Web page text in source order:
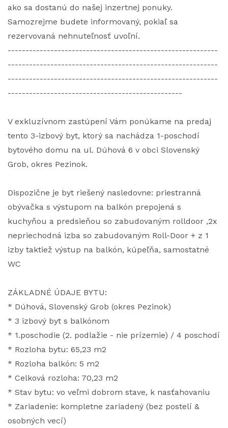
ako sa dostanú do našej inzertnej ponuky.
Samozrejme budete informovaný, pokiaľ sa
rezervovaná nehnuteľnosť uvoľní.
-----------------------------------------------------------
-----------------------------------------------------------
-----------------------------------------------------------
-------------------------------------------------
V exkluzívnom zastúpení Vám ponúkame na predaj
tento 3-izbový byt, ktorý sa nachádza 1-poschodí
bytového domu na ul. Dúhová 6 v obci Slovenský
Grob, okres Pezinok.
Dispozične je byt riešený nasledovne: priestranná
obývačka s výstupom na balkón prepojená s
kuchyňou a predsieňou so zabudovaným rolldoor ,2x
nepriechodná izba so zabudovaným Roll-Door + z 1
izby taktiež výstup na balkón, kúpeľňa, samostatné
WC
ZÁKLADNÉ ÚDAJE BYTU:
* Dúhová, Slovenský Grob (okres Pezinok)
* 3 izbový byt s balkónom
* 1.poschodie (2. podlažie - nie prízemie) / 4 poschodí
* Rozloha bytu: 65,23 m2
* Rozloha balkón: 5 m2
* Celková rozloha: 70,23 m2
* Stav bytu: vo veľmi dobrom stave, k nasťahovaniu
* Zariadenie: kompletne zariadený (bez postelí &
osobných vecí)